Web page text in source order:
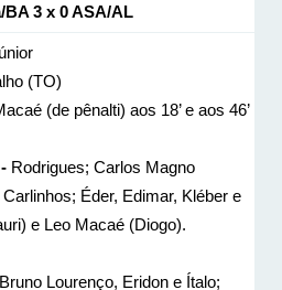
BA3 x 0ASA/AL
(TO)
(de pênalti) aos 18’ e aos 46’
Rodrigues; Carlos Magno
Éder, Edimar, Kléber e
e Leo Macaé (Diogo).
Lourenço, Eridon e Ítalo;